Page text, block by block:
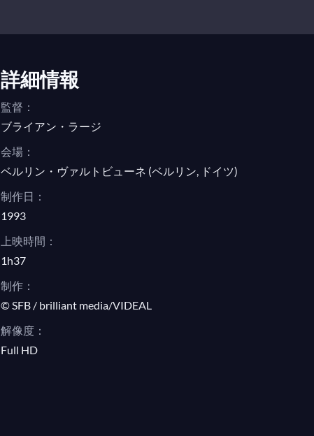
(Orchestral version)
イーゴリ・ストラヴィンスキー, The
8. Infernal Dance
10. Final Hymn
Op. 49
ピョートル・チャイコフスキー,
詳細情報
監督：
ブライアン・ラージ
会場：
ベルリン・ヴァルトビューネ (ベルリン, ドイツ)
制作日：
1993
上映時間：
1h37
制作：
© SFB / brilliant media/VIDEAL
解像度：
Full HD